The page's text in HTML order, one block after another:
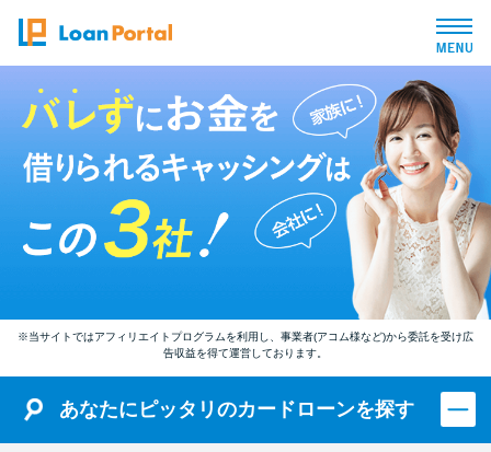
トップページ
おすすめコンテンツ
総合人気ランキング
とにかくすぐ借りたい方向け
審査が不安な方向け
※当サイトではアフィリエイトプログラムを利用し、事業者(アコム様など)から委託を受け広
告収益を得て運営しております。
あなたにピッタリのカードローンを探す